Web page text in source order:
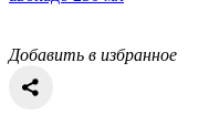
Добавить в избранное